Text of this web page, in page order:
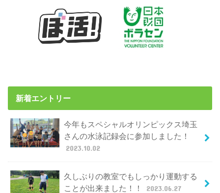
新着エントリー
今年もスペシャルオリンピックス埼玉
さんの水泳記録会に参加しました！
2023.10.02
久しぶりの教室でもしっかり運動する
ことが出来ました！！
2023.06.27